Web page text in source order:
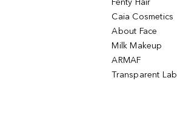
Fenty Hair
Caia Cosmetics
About Face
Milk Makeup
ARMAF
Transparent Lab